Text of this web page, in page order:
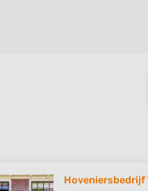
Hoveniersbedrijf